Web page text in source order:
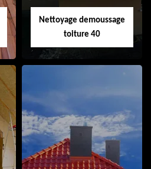
Nettoyage demoussage
toiture 40
Nettoyage
demoussage
toiture 40